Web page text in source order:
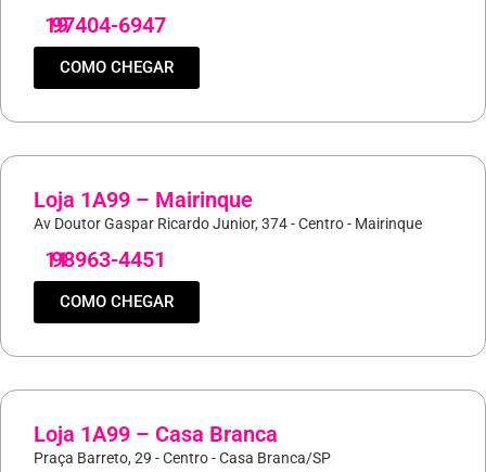
19
97404-6947
COMO CHEGAR
Loja 1A99 – Mairinque
Av Doutor Gaspar Ricardo Junior, 374 - Centro - Mairinque
11
98963-4451
COMO CHEGAR
Loja 1A99 – Casa Branca
Praça Barreto, 29 - Centro - Casa Branca/SP